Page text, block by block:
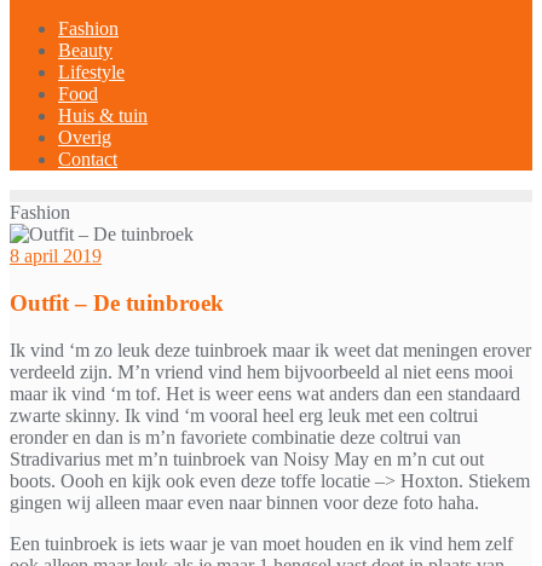
Fashion
Beauty
Lifestyle
Food
Huis & tuin
Overig
Contact
Fashion
8 april 2019
Outfit – De tuinbroek
Ik vind ‘m zo leuk deze tuinbroek maar ik weet dat meningen erover
verdeeld zijn. M’n vriend vind hem bijvoorbeeld al niet eens mooi
maar ik vind ‘m tof. Het is weer eens wat anders dan een standaard
zwarte skinny. Ik vind ‘m vooral heel erg leuk met een coltrui
eronder en dan is m’n favoriete combinatie deze coltrui van
Stradivarius met m’n tuinbroek van Noisy May en m’n cut out
boots. Oooh en kijk ook even deze toffe locatie –> Hoxton. Stiekem
gingen wij alleen maar even naar binnen voor deze foto haha.
Een tuinbroek is iets waar je van moet houden en ik vind hem zelf